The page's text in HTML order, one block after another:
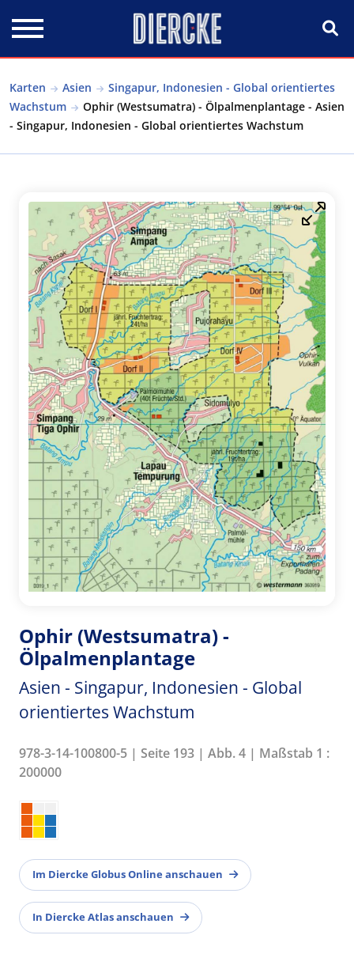
Karten Asien
Singapur, Indonesien - Global orientiertes
Wachstum
Ophir (Westsumatra) - Ölpalmenplantage - Asien
- Singapur, Indonesien - Global orientiertes Wachstum
Ophir (Westsumatra) -
Ölpalmenplantage
Asien - Singapur, Indonesien - Global
orientiertes Wachstum
978-3-14-100800-5 | Seite 193 | Abb. 4 | Maßstab 1 :
200000
Im Diercke Globus Online anschauen
In Diercke Atlas anschauen